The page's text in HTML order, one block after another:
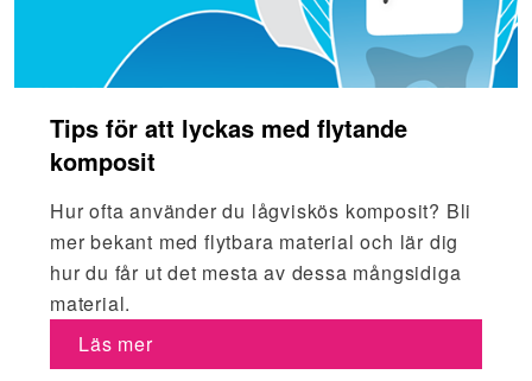
Tips för att lyckas med flytande
komposit
Hur ofta använder du lågviskös komposit? Bli
mer bekant med flytbara material och lär dig
hur du får ut det mesta av dessa mångsidiga
material.
Läs mer